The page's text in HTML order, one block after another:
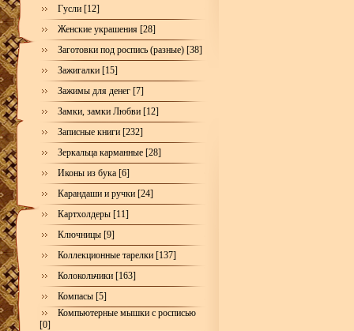
Гусли [12]
Женские украшения [28]
Заготовки под роспись (разные) [38]
Зажигалки [15]
Зажимы для денег [7]
Замки, замки Любви [12]
Записные книги [232]
Зеркальца карманные [28]
Иконы из бука [6]
Карандаши и ручки [24]
Картхолдеры [11]
Ключницы [9]
Коллекционные тарелки [137]
Колокольчики [163]
Компасы [5]
Компьютерные мышки с росписью
[0]